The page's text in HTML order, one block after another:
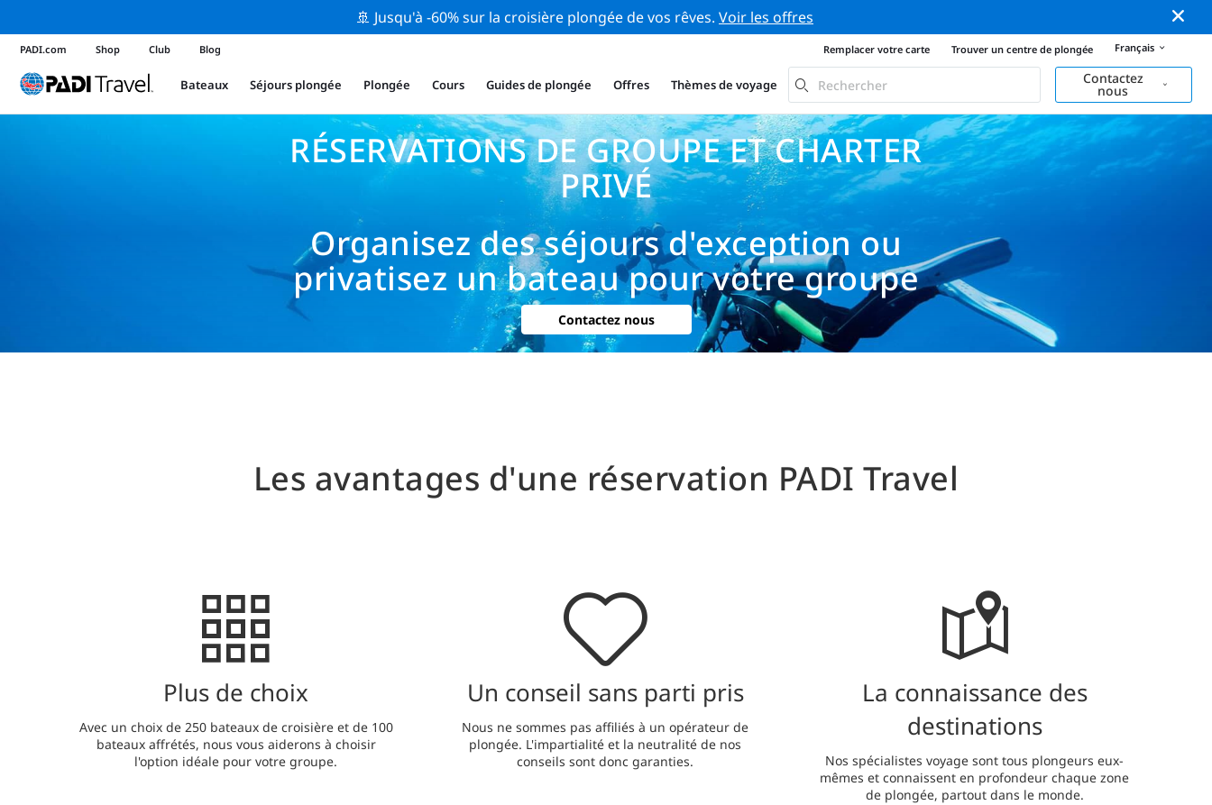
🚢 Jusqu'à -60% sur la croisière plongée de vos rêves. Voir les offres
PADI.com Shop Club Blog Remplacer votre carte Trouver un centre de plongée Français
Bateaux Séjours plongée Plongée Cours Guides de plongée Offres Thèmes de voyage Contactez
nous
RÉSERVATIONS DE GROUPE ET CHARTER
PRIVÉ
Organisez des séjours d'exception ou
privatisez un bateau pour votre groupe
Contactez nous
Les avantages d'une réservation PADI Travel
Plus de choix
Avec un choix de 250 bateaux de croisière et de 100
bateaux affrétés, nous vous aiderons à choisir
l'option idéale pour votre groupe.
Un conseil sans parti pris
Nous ne sommes pas affiliés à un opérateur de
plongée. L'impartialité et la neutralité de nos
conseils sont donc garanties.
La connaissance des
destinations
Nos spécialistes voyage sont tous plongeurs eux-
mêmes et connaissent en profondeur chaque zone
de plongée, partout dans le monde.